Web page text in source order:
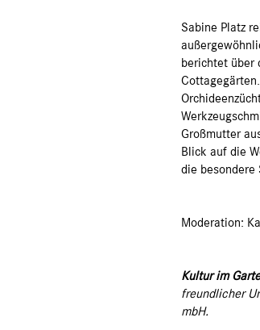
Sabine Platz
berichtet über
Großmutter
Blick auf die
die besondere
Moderation:
Kultur im
freundlicher
mbH.